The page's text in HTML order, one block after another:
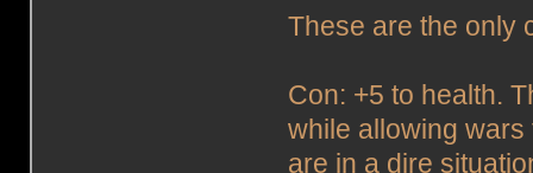
These are the only
Con: +5 to health.
while allowing
are in a dire